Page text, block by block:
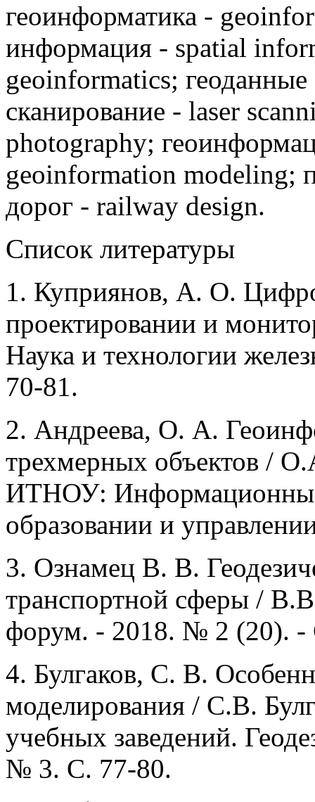
геоинформатика -
информация - spatial
geoinformatics; геоданные
сканирование - laser
photography;
geoinformation modeling;
дорог - railway design.
Список литературы
1. Куприянов, А. О.
проектировании и
Наука и технологии
70-81.
2. Андреева, О. А.
трехмерных объектов /
ИТНОУ: Информационные
образовании и
3. Ознамец В. В.
транспортной сферы /
форум. - 2018. № 2 (20).
4. Булгаков, С. В.
моделирования / С.В.
учебных заведений.
№ 3. С. 77-80.